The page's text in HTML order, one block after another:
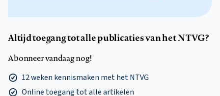
Altijd toegang tot alle publicaties van het NTVG?
Abonneer vandaag nog!
12 weken kennismaken met het NTVG
Online toegang tot alle artikelen